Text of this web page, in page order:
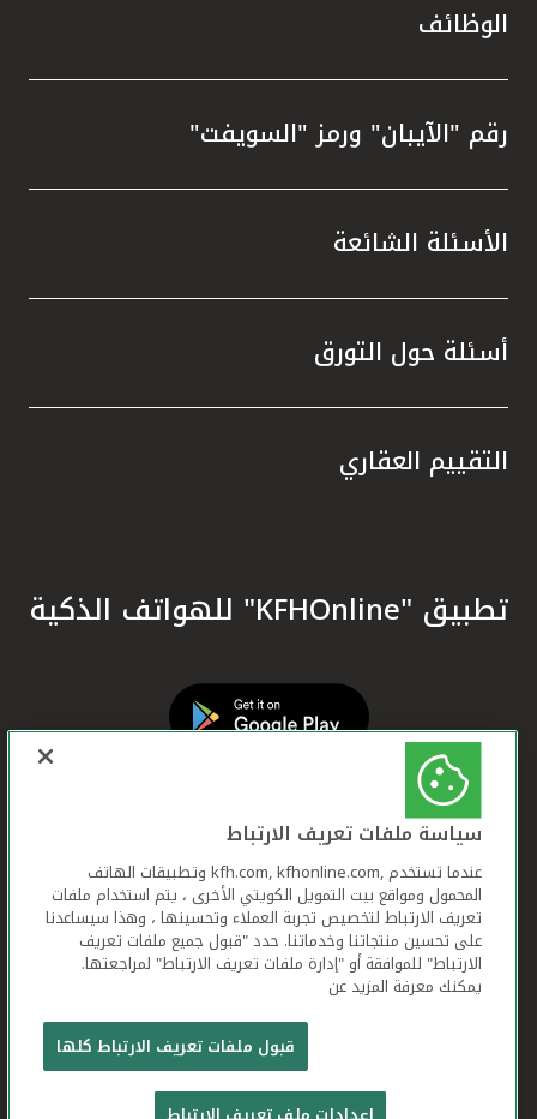
الوظائف
رقم "الآيبان" ورمز "السويفت"
الأسئلة الشائعة
أسئلة حول التورق
التقييم العقاري
تطبيق "KFHOnline" للهواتف الذكية
بيت التمويل الكويتي جميع الحقوق محفوظة © 2026
شروط وأحكام استخدام الموقع الإلكتروني
سياسة ملفات تعريف الارتباط
عندما تستخدم ,kfh.com, kfhonline.com وتطبيقات الهاتف
المحمول ومواقع بيت التمويل الكويتي الأخرى ، يتم استخدام ملفات
تعريف الارتباط لتخصيص تجربة العملاء وتحسينها ، وهذا سيساعدنا
على تحسين منتجاتنا وخدماتنا. حدد "قبول جميع ملفات تعريف
الارتباط" للموافقة أو "إدارة ملفات تعريف الارتباط" لمراجعتها.
يمكنك معرفة المزيد عن
قبول ملفات تعريف الارتباط كلها